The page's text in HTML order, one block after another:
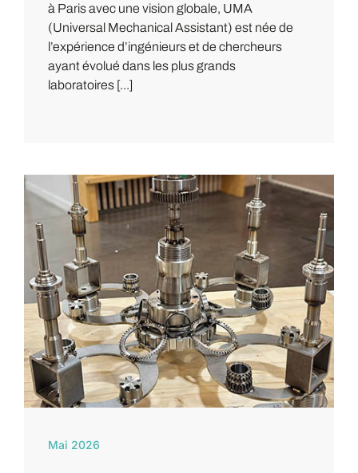
à Paris avec une vision globale, UMA
(Universal Mechanical Assistant) est née de
l’expérience d’ingénieurs et de chercheurs
ayant évolué dans les plus grands
laboratoires [...]
Mai 2026